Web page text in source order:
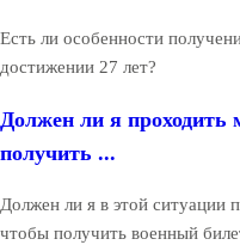
Есть ли особенности
достижении 27 лет?
Должен ли я проходить
получить ...
Должен ли я в этой ситуации
чтобы получить военный